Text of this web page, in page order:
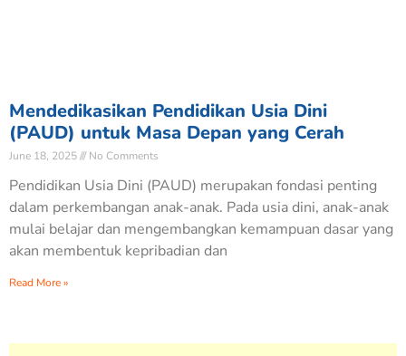
Mendedikasikan Pendidikan Usia Dini
(PAUD) untuk Masa Depan yang Cerah
June 18, 2025 No Comments
Pendidikan Usia Dini (PAUD) merupakan fondasi penting
dalam perkembangan anak-anak. Pada usia dini, anak-anak
mulai belajar dan mengembangkan kemampuan dasar yang
akan membentuk kepribadian dan
Read More »